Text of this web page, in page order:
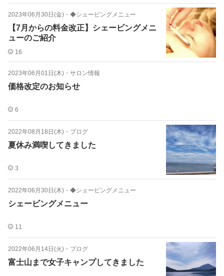
2023年06月30日(金) ・ ◆シェービングメニュー
【7月からの料金改正】シェービングメニ
ューのご紹介
16
2023年06月01日(木) ・ サロン情報
価格改定のお知らせ
6
2022年08月18日(木) ・ ブログ
夏休み満喫してきました
3
2022年06月30日(木) ・ ◆シェービングメニュー
シェービングメニュー
11
2022年06月14日(火) ・ ブログ
富士山まで女子キャンプしてきました